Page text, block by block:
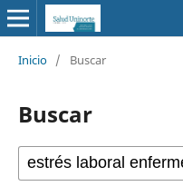
Inicio / Buscar
Buscar